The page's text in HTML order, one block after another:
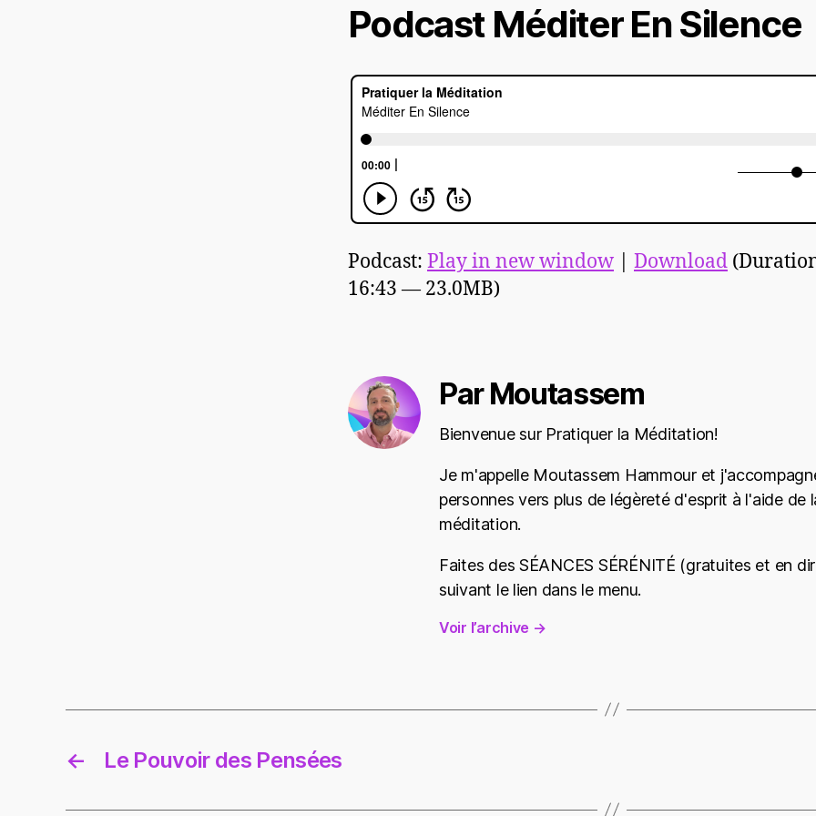
Podcast Méditer En Silence
Podcast: Play in new window Download
16:43 — 23.0MB)
Par Moutassem
Bienvenue sur Pratiquer la Méditation!
Je m'appelle Moutassem Hammour et
personnes vers plus de légèreté d'esprit à l'aide de
méditation.
Faites des SÉANCES SÉRÉNITÉ (gratuites et en
suivant le lien dans le menu.
Voir l’archive →
← Le Pouvoir des Pensées